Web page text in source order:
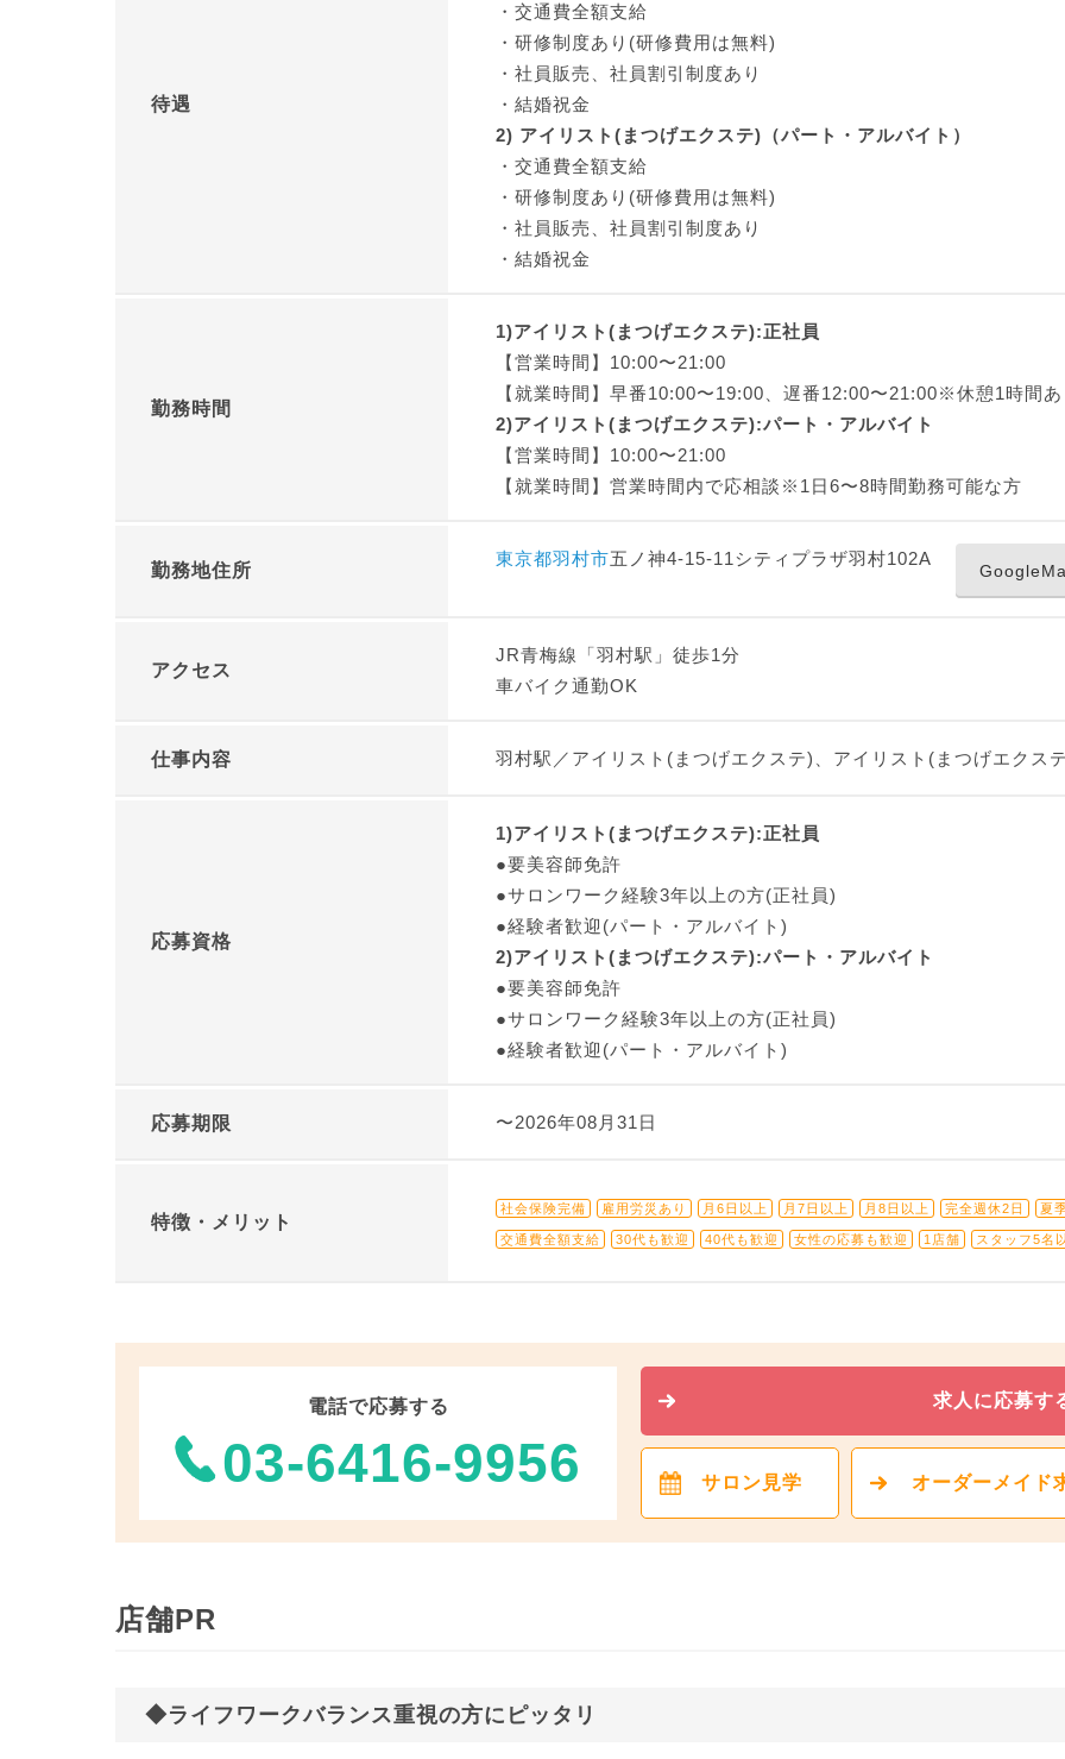
待遇
・交通費全額支給
・研修制度あり(研修費用は無料)
・社員販売、社員割引制度あり
・結婚祝金
2) アイリスト(まつげエクステ)（パート・アルバイト）
・交通費全額支給
・研修制度あり(研修費用は無料)
・社員販売、社員割引制度あり
・結婚祝金
勤務時間
1)アイリスト(まつげエクステ):正社員
【営業時間】10:00〜21:00
【就業時間】早番10:00〜19:00、遅番12:00〜21:00※休憩1時間あ
2)アイリスト(まつげエクステ):パート・アルバイト
【営業時間】10:00〜21:00
【就業時間】営業時間内で応相談※1日6〜8時間勤務可能な方
勤務地住所
東京都羽村市五ノ神4-15-11シティプラザ羽村102A
アクセス
JR青梅線「羽村駅」徒歩1分
車バイク通勤OK
仕事内容 羽村駅／アイリスト(まつげエクステ)、アイリスト(まつげエクス
応募資格
1)アイリスト(まつげエクステ):正社員
●要美容師免許
●サロンワーク経験3年以上の方(正社員)
●経験者歓迎(パート・アルバイト)
2)アイリスト(まつげエクステ):パート・アルバイト
●要美容師免許
●サロンワーク経験3年以上の方(正社員)
●経験者歓迎(パート・アルバイト)
応募期限 〜2026年08月31日
特徴・メリット
社会保険完備 雇用労災あり 月6日以上 月7日以上 月8日以上 完全週休2日 夏
交通費全額支給 30代も歓迎 40代も歓迎 女性の応募も歓迎 1店舗 スタッフ5名
電話で応募する
03-6416-9956
求人に応募す
サロン見学 オーダーメイド
店舗PR
◆ライフワークバランス重視の方にピッタリ